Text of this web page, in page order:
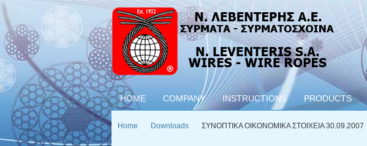
HOME COMPANY INSTRUCTIONS PRODUCTS
Home Downloads ΣΥΝΟΠΤΙΚΑ ΟΙΚΟΝΟΜΙΚΑ ΣΤΟΙΧΕΙΑ 30.09.2007